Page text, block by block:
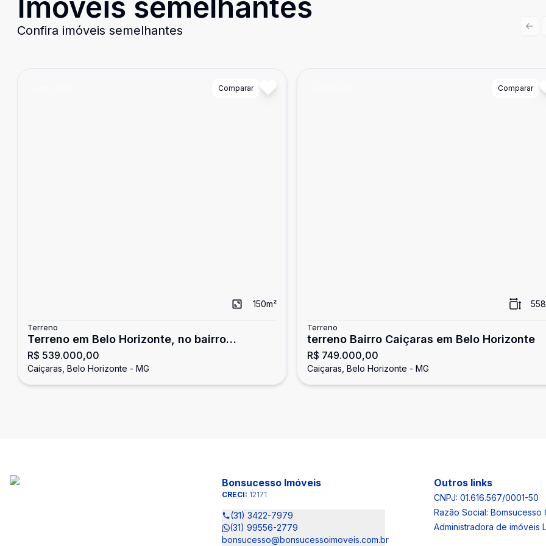
Confira imóveis semelhantes
Comparar
150m²
Terreno
Terreno em Belo Horizonte, no bairro
Caiçaras, à venda.
R$ 539.000,00
Caiçaras, Belo Horizonte - MG
Comparar
558
Terreno
terreno Bairro Caiçaras em Belo Horizonte
R$ 749.000,00
Caiçaras, Belo Horizonte - MG
Bonsucesso Imóveis
CRECI: 12171
(31) 3422-7979
(31) 99556-2779
bonsucesso@bonsucessoimoveis.com.br
Outros links
CNPJ: 01.616.567/0001-50
Razão Social: Bomsucesso
Administradora de imóveis